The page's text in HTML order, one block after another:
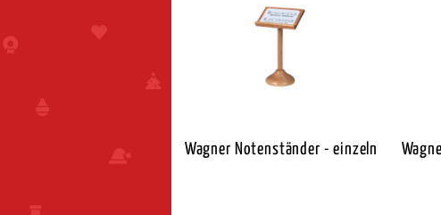
Schneemannmusikant
mit Querflöte
Wagner Notenständer - einzeln